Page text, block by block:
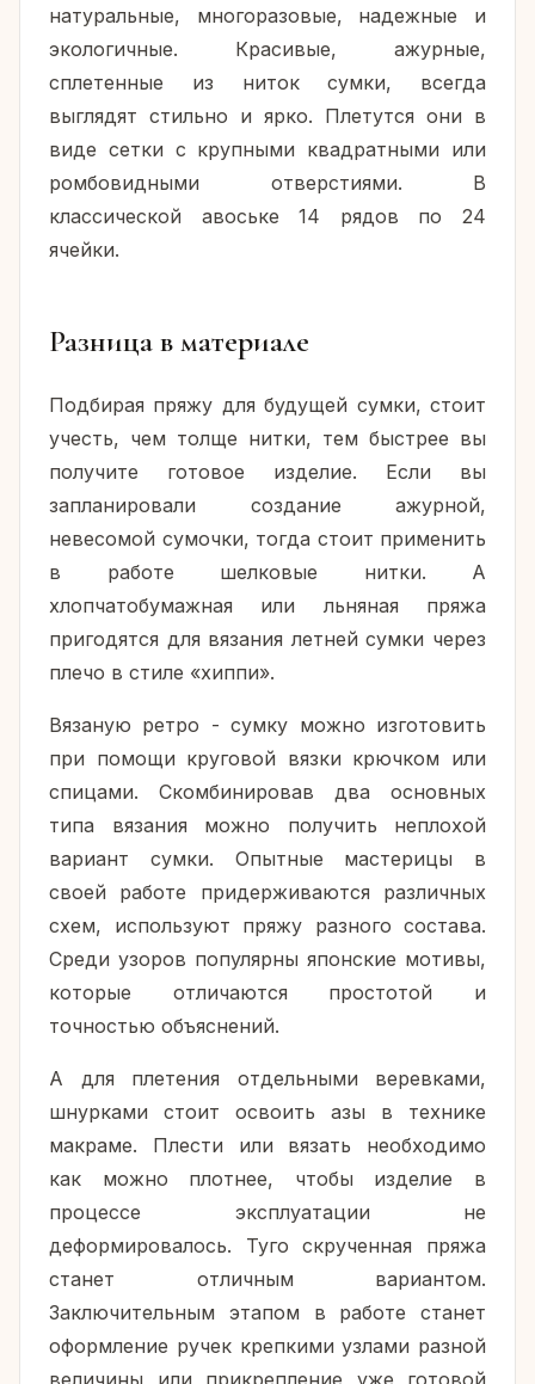
натуральные, многоразовые, надежные и
экологичные. Красивые, ажурные,
сплетенные из ниток сумки, всегда
выглядят стильно и ярко. Плетутся они в
виде сетки с крупными квадратными или
ромбовидными отверстиями. В
классической авоське 14 рядов по 24
ячейки.
Разница в материале
Подбирая пряжу для будущей сумки, стоит
учесть, чем толще нитки, тем быстрее вы
получите готовое изделие. Если вы
запланировали создание ажурной,
невесомой сумочки, тогда стоит применить
в работе шелковые нитки. А
хлопчатобумажная или льняная пряжа
пригодятся для вязания летней сумки через
плечо в стиле «хиппи».
Вязаную ретро - сумку можно изготовить
при помощи круговой вязки крючком или
спицами. Скомбинировав два основных
типа вязания можно получить неплохой
вариант сумки. Опытные мастерицы в
своей работе придерживаются различных
схем, используют пряжу разного состава.
Среди узоров популярны японские мотивы,
которые отличаются простотой и
точностью объяснений.
А для плетения отдельными веревками,
шнурками стоит освоить азы в технике
макраме. Плести или вязать необходимо
как можно плотнее, чтобы изделие в
процессе эксплуатации не
деформировалось. Туго скрученная пряжа
станет отличным вариантом.
Заключительным этапом в работе станет
оформление ручек крепкими узлами разной
величины или прикрепление уже готовой